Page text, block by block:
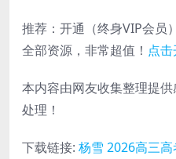
推荐：开通（终身VIP会员
全部资源，非常超值！ 点
本内容由网友收集整理提
处理！
下载链接: 杨雪 2026高三